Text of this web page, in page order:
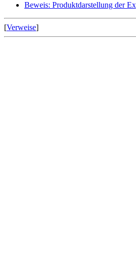
Beweis: Produktdarstellung der
[Verweise]